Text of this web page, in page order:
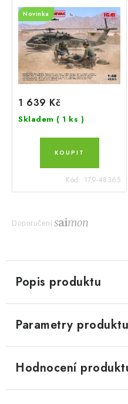
Novinka
1 639 Kč
Skladem ( 1 ks )
Kód: 179-48365
Doporučení
Popis produktu
Parametry produktu
Hodnocení